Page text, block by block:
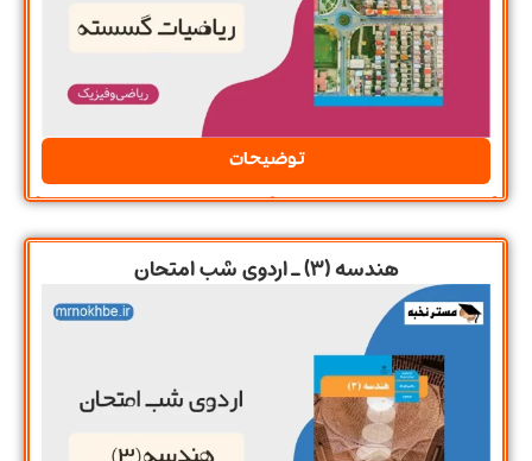
توضیحات
هندسه (3) ـ اردوی شب امتحان